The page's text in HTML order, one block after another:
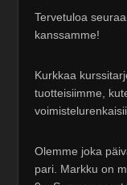
Tervetuloa
kanssamme!
Kurkkaa
tuotteisiimme,
Olemme joka
pari. Markku on